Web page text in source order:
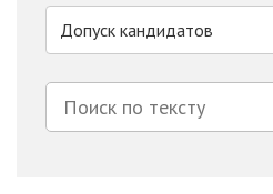
Допуск кандидатов